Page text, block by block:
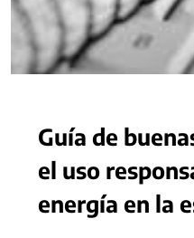
Guía de
el uso
energía en la